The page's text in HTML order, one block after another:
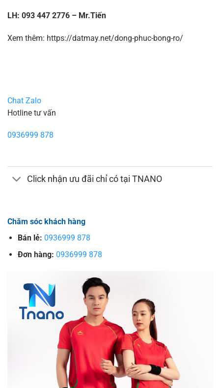
LH: 093 447 2776 – Mr.Tiến
Xem thêm: https://datmay.net/dong-phuc-bong-ro/
Chat Zalo
Hotline tư vấn
0936999 878
Click nhận ưu đãi chỉ có tại TNANO
Chăm sóc khách hàng
Bán lẻ: 0936999 878
Đơn hàng: 0936999 878